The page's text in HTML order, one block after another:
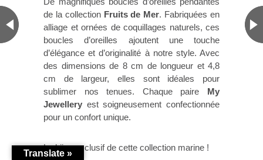
de la collection Fruits de Mer. Fabriquées en
alliage et ornées de coquillages naturels, ces
boucles d’oreilles ajoutent une touche
d’élégance et d’originalité à notre style. Avec
des dimensions de 8 cm de longueur et 4,8
cm de largeur, elles sont idéales pour
sublimer nos tenues. Chaque paire My
Jewellery est soigneusement confectionnée
pour un confort unique.
Le bijou exclusif de cette collection marine !
Translate »